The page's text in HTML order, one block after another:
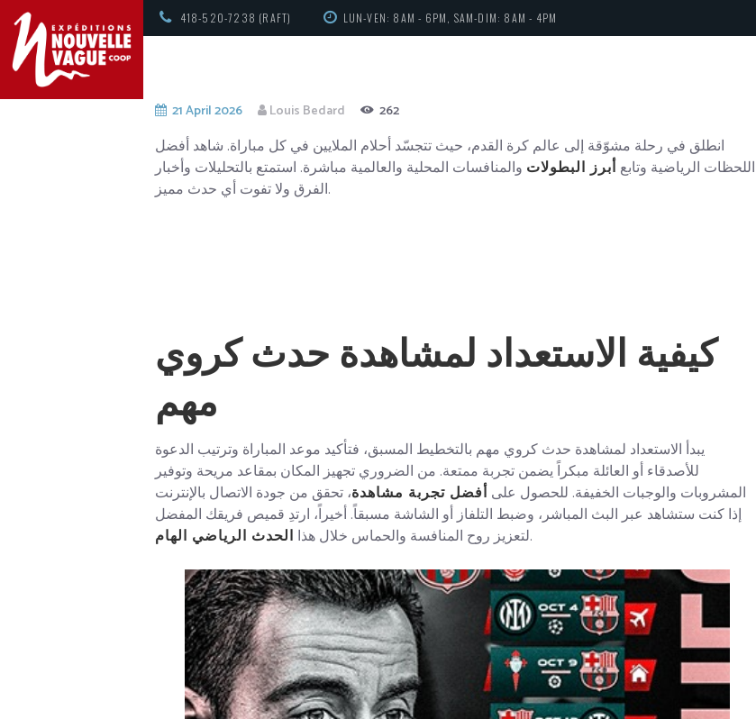
418-520-7238 (RAFT) LUN-VEN: 8AM - 6PM, SAM-DIM: 8AM - 4PM
21 April 2026 Louis Bedard 262
انطلق في رحلة مشوّقة إلى عالم كرة القدم، حيث تتجسّد أحلام الملايين في كل مباراة. شاهد أفضل
اللحظات الرياضية وتابعأبرز البطولات والمنافسات المحلية والعالمية مباشرة. استمتع بالتحليلات وأخبار
الفرق ولا تفوت أي حدث مميز.
كيفية الاستعداد لمشاهدة حدث كروي
مهم
يبدأ الاستعداد لمشاهدة حدث كروي مهم بالتخطيط المسبق، فتأكيد موعد المباراة وترتيب الدعوة
للأصدقاء أو العائلة مبكراً يضمن تجربة ممتعة. من الضروري تجهيز المكان بمقاعد مريحة وتوفير
المشروبات والوجبات الخفيفة. للحصول علىأفضل تجربة مشاهدة، تحقق من جودة الاتصال بالإنترنت
إذا كنت ستشاهد عبر البث المباشر، وضبط التلفاز أو الشاشة مسبقاً. أخيراً، ارتدِ قميص فريقك المفضل
لتعزيز روح المنافسة والحماس خلال هذا الحدث الرياضي الهام .